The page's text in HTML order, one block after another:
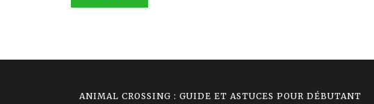
ANIMAL CROSSING : GUIDE ET ASTUCES POUR DÉBUTANT